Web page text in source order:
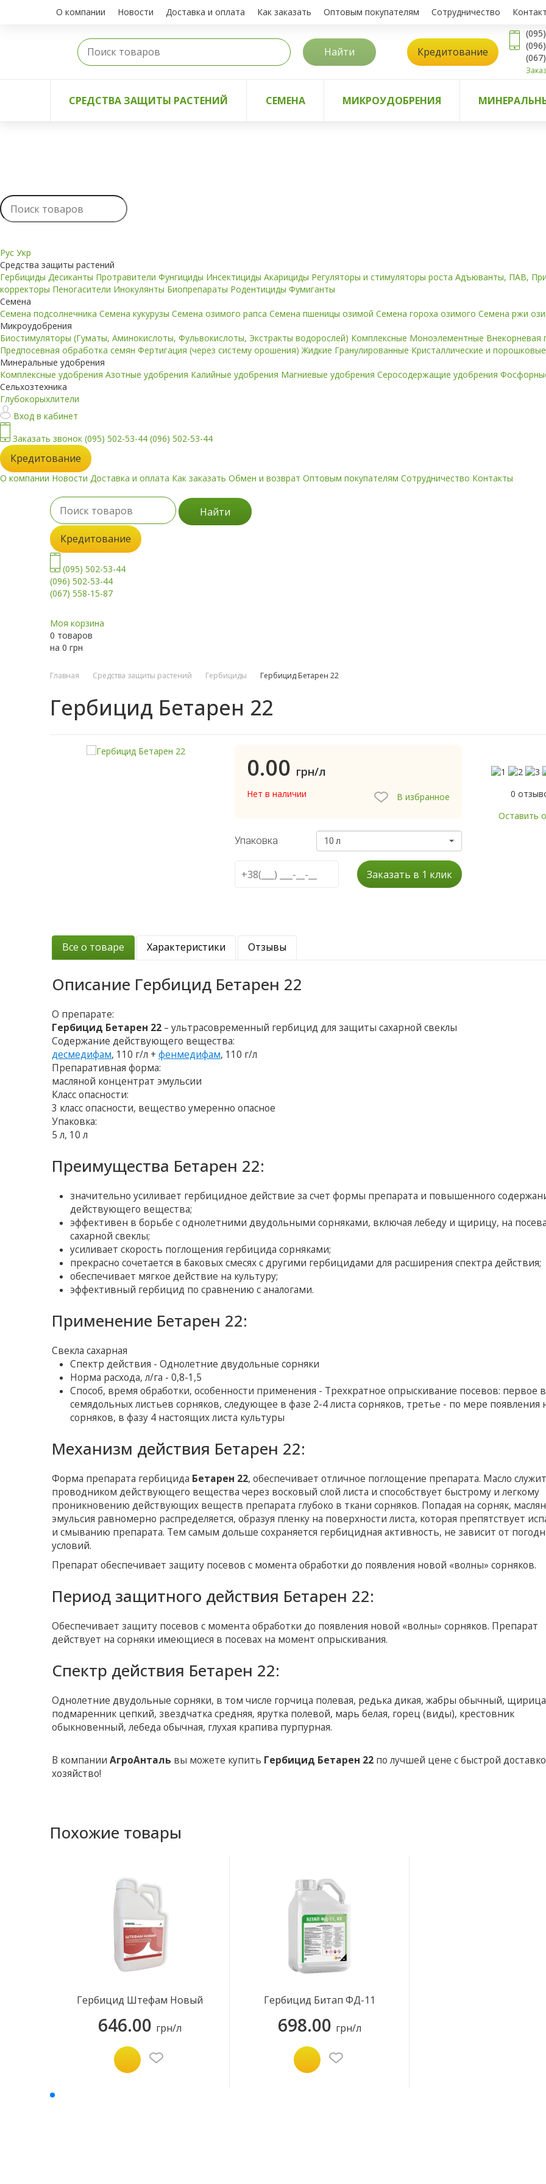
О компании Новости Доставка и оплата Как заказать Оптовым покупателям Сотрудничество
Найти Кредитование
СРЕДСТВА ЗАЩИТЫ РАСТЕНИЙ СЕМЕНА МИКРОУДОБРЕНИЯ
Рус Укр
Средства защиты растений
Гербициды Десиканты Протравители Фунгициды Инсектициды Акарициды Регуляторы и стимуляторы роста Адъюванты, ПАВ,
корректоры Пеногасители Инокулянты Биопрепараты Родентициды Фумиганты
Семена
Семена подсолнечника Семена кукурузы Семена озимого рапса Семена пшеницы озимой Семена гороха озимого Семена ржи
Микроудобрения
Биостимуляторы (Гуматы, Аминокислоты, Фульвокислоты, Экстракты водорослей) Комплексные Моноэлементные Внекорневая
Предпосевная обработка семян Фертигация (через систему орошения)Жидкие Гранулированные Кристаллические и порошковые
Минеральные удобрения
Комплексные удобрения Азотные удобрения Калийные удобрения Магниевые удобрения Серосодержащие удобрения
Сельхозтехника
Глубокорыхлители
Вход в кабинет
Заказать звонок (095) 502-53-44 (096) 502-53-44
Кредитование
О компании Новости Доставка и оплата Как заказать Обмен и возврат Оптовым покупателям Сотрудничество Контакты
Найти
Кредитование
(095) 502-53-44
(096) 502-53-44
(067) 558-15-87
Моя корзина
0 товаров
на 0 грн
Главная Средства защиты растений Гербициды Гербицид Бетарен 22
Гербицид Бетарен 22
0.00 грн/л
Нет в наличии В избранное
Упаковка 10 л
0
Оставить
Заказать в 1 клик
Все о товаре Характеристики Отзывы
Описание Гербицид Бетарен 22
О препарате:
Гербицид Бетарен 22 – ультрасовременный гербицид для защиты сахарной свеклы
Содержание действующего вещества:
десмедифам, 110 г/л +фенмедифам, 110 г/л
Препаративная форма:
масляной концентрат эмульсии
Класс опасности:
3 класс опасности, вещество умеренно опасное
Упаковка:
5 л, 10 л
Преимущества Бетарен 22:
значительно усиливает гербицидное действие за счет формы препарата и повышенного
действующего вещества;
эффективен в борьбе с однолетними двудольными сорняками, включая лебеду и щирицу, на
сахарной свеклы;
усиливает скорость поглощения гербицида сорняками;
прекрасно сочетается в баковых смесях с другими гербицидами для расширения спектра действия;
обеспечивает мягкое действие на культуру;
эффективный гербицид по сравнению с аналогами.
Применение Бетарен 22:
Свекла сахарная
Спектр действия - Однолетние двудольные сорняки
Норма расхода, л/га - 0,8-1,5
Способ, время обработки, особенности применения - Трехкратное опрыскивание посевов: первое
семядольных листьев сорняков, следующее в фазе 2-4 листа сорняков, третье - по мере появления
сорняков, в фазу 4 настоящих листа культуры
Механизм действия Бетарен 22:
Форма препарата гербицида Бетарен 22, обеспечивает отличное поглощение препарата. Масло служит
проводником действующего вещества через восковый слой листа и способствует быстрому и легкому
проникновению действующих веществ препарата глубоко в ткани сорняков. Попадая на сорняк,
эмульсия равномерно распределяется, образуя пленку на поверхности листа, которая препятствует
и смыванию препарата. Тем самым дольше сохраняется гербицидная активность, не зависит от
условий.
Препарат обеспечивает защиту посевов с момента обработки до появления новой «волны» сорняков.
Период защитного действия Бетарен 22:
Обеспечивает защиту посевов с момента обработки до появления новой «волны» сорняков. Препарат
действует на сорняки имеющиеся в посевах на момент опрыскивания.
Спектр действия Бетарен 22:
Однолетние двудольные сорняки, в том числе горчица полевая, редька дикая, жабры обычный,
подмаренник цепкий, звездчатка средняя, ​​ярутка полевой, марь белая, горец (виды), крестовник
обыкновенный, лебеда обычная, глухая крапива пурпурная.
В компанииАгроАнталь вы можете купить Гербицид Бетарен 22 по лучшей цене с быстрой
хозяйство!
Похожие товары
Гербицид Штефам Новый
646.00 грн/л
Гербицид Битап ФД-11
698.00 грн/л